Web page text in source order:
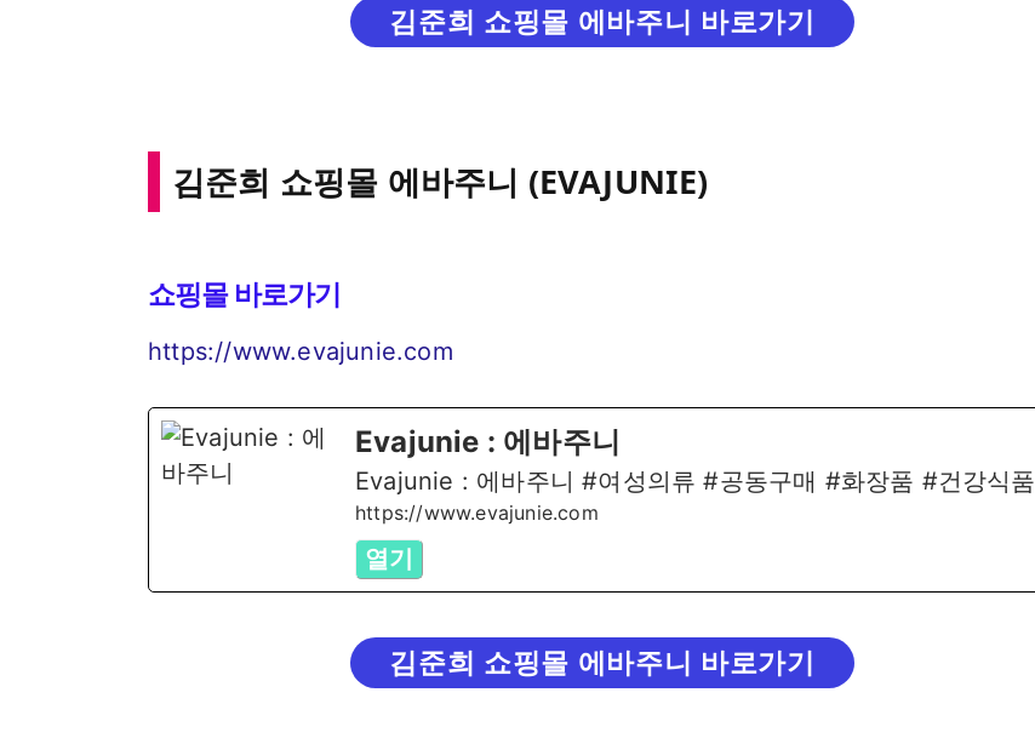
김준희 쇼핑몰 에바주니 바로가기
김준희 쇼핑몰 에바주니 (EVAJUNIE)
쇼핑몰 바로가기
https://www.evajunie.com
Evajunie : 에바주니
Evajunie : 에바주니 #여성의류 #공동구매 #화장품 #건강식품
https://www.evajunie.com
열기
김준희 쇼핑몰 에바주니 바로가기